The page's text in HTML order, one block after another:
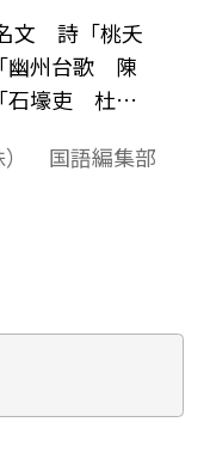
文 詩「桃夭
幽州台歌 陳
石壕吏 杜
して、またテ
） 国語編集部